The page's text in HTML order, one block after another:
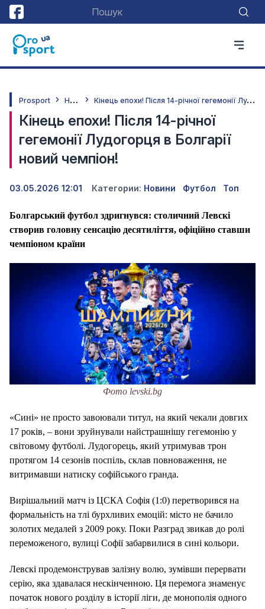
Prosport Н
овини К
інець епохи! Після 14-річної гегемонії Лудогорця в Болгарії новий чемпіон!
Кінець епохи! Після 14-річної
гегемонії Лудогорця в Болгарії
новий чемпіон!
03.05.2026 12:01 Категории: Новини Футбол Топ
Болгарський футбол здригнувся: столичний Левскі
створив головну сенсацію десятиліття, офіційно ставши
чемпіоном країни
Фото levski.bg
«Сині» не просто завоювали титул, на який чекали довгих
17 років, – вони зруйнували найстрашнішу гегемонію у
світовому футболі. Лудогорець, який утримував трон
протягом 14 сезонів поспіль, склав повноваження, не
витримавши натиску софійського гpaнда.
Вирішальний матч із ЦСКА Софія (1:0) перетворився на
формальність на тлі бурхливих емоцій: місто не бачило
золотих медалей з 2009 року. Поки Разград звикав до ролі
переможеного, вулиці Софії забарвилися в сині кольори.
Левскі продемонстрував залізну волю, зумівши перервати
серію, яка здавалася нескінченною. Ця перемога знаменує
початок нового розділу в історії ліги, де монополія одного